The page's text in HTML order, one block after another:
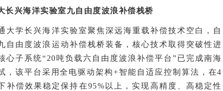
长兴海洋实验室九自由度波浪补偿栈桥
大学长兴海洋实验室聚焦深远海重载补偿技术空白，自
自由度波浪运动补偿栈桥装备，核心技术取得突破性进
心子系统“20吨负载六自由度波浪补偿平台”已完成南海
，该平台采用全电驱动架构+智能自适应控制算法，在4
补偿效果稳定保持在95%以上，实现高精度、高稳定性